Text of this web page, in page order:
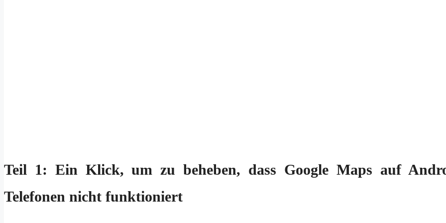
Teil 1: Ein Klick, um zu beheben, dass Google Maps auf
Telefonen nicht funktioniert